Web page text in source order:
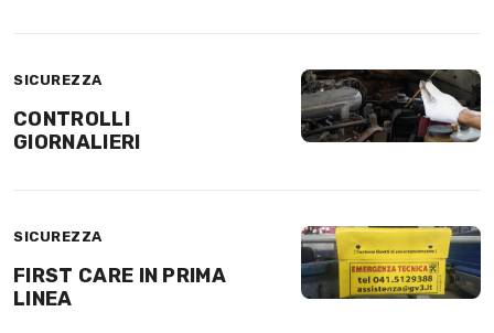
SICUREZZA
CONTROLLI
GIORNALIERI
SICUREZZA
FIRST CARE IN PRIMA
LINEA